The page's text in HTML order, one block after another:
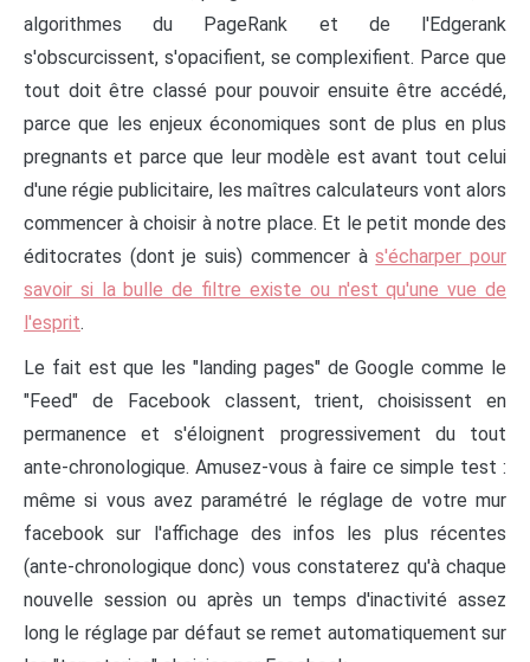
algorithmes du PageRank et de l'Edgerank
s'obscurcissent, s'opacifient, se complexifient. Parce que
tout doit être classé pour pouvoir ensuite être accédé,
parce que les enjeux économiques sont de plus en plus
pregnants et parce que leur modèle est avant tout celui
d'une régie publicitaire, les maîtres calculateurs vont alors
commencer à choisir à notre place. Et le petit monde des
éditocrates (dont je suis) commencer às'écharper pour
savoir si la bulle de filtre existe ou n'est qu'une vue de
l'esprit.
Le fait est que les "landing pages" de Google comme le
"Feed" de Facebook classent, trient, choisissent en
permanence et s'éloignent progressivement du tout
ante-chronologique. Amusez-vous à faire ce simple test :
même si vous avez paramétré le réglage de votre mur
facebook sur l'affichage des infos les plus récentes
(ante-chronologique donc) vous constaterez qu'à chaque
nouvelle session ou après un temps d'inactivité assez
long le réglage par défaut se remet automatiquement sur